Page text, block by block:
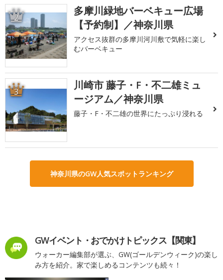
2
多摩川緑地バーベキュー広場
【予約制】／神奈川県
アクセス抜群の多摩川河川敷で気軽に楽し
むバーベキュー
3
川崎市 藤子・F・不二雄ミュ
ージアム／神奈川県
藤子・F・不二雄の世界にたっぷり浸れる
神奈川県のGW人気スポットランキング
GWイベント・おでかけトピックス【関東】
ウォーカー編集部が選ぶ、GW(ゴールデンウィーク)の楽し
み方を紹介。家で楽しめるコンテンツも続々！